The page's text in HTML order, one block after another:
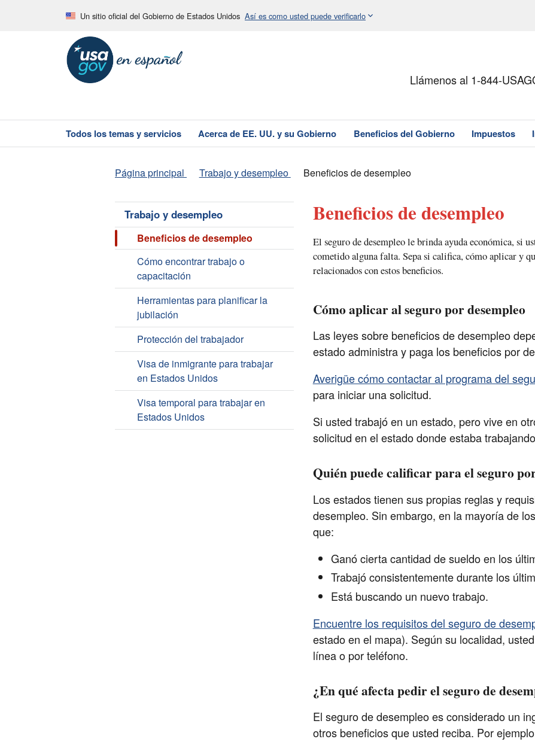
Un sitio oficial del Gobierno de Estados Unidos Así es como usted puede verificarlo
Llámenos al 1-844-
Todos los temas y servicios Acerca de EE. UU. y su Gobierno Beneficios del Gobierno Impuestos
Página principal Trabajo y desempleo Beneficios de desempleo
Trabajo y desempleo
Beneficios de desempleo
Cómo encontrar trabajo o
capacitación
Herramientas para planificar la
jubilación
Protección del trabajador
Visa de inmigrante para trabajar
en Estados Unidos
Visa temporal para trabajar en
Estados Unidos
Beneficios de desempleo
El seguro de desempleo le brinda ayuda económica, si
cometido alguna falta. Sepa si califica, cómo aplicar y
relacionados con estos beneficios.
Cómo aplicar al seguro por desempleo
Las leyes sobre beneficios de desempleo
estado administra y paga los beneficios por
Averigüe cómo contactar al programa del
para iniciar una solicitud.
Si usted trabajó en un estado, pero vive en
solicitud en el estado donde estaba
Quién puede calificar para el seguro
Los estados tienen sus propias reglas y
desempleo. Sin embargo, en la mayoría de
que:
Ganó cierta cantidad de sueldo en los
Trabajó consistentemente durante los
Está buscando un nuevo trabajo.
Encuentre los requisitos del seguro de
estado en el mapa). Según su localidad,
línea o por teléfono.
¿En qué afecta pedir el seguro de
El seguro de desempleo es considerado un
otros beneficios que usted reciba. Por